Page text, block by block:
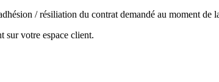
/ résiliation du contrat demandé au moment de
sur votre espace client.